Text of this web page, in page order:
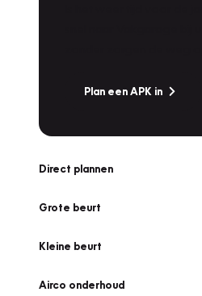
Plan een APK in
Direct plannen
Grote beurt
Kleine beurt
Airco onderhoud